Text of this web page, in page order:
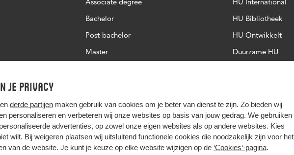
je privacy
derde partijen maken gebruik van cookies om je beter van dienst te zijn. Zo bieden wij
personaliseren en verbeteren wij onze websites op basis van jouw gedrag. We gebruiken
advertenties, op zowel onze eigen websites als op andere websites. Kies
wilt. Bij weigeren plaatsen wij uitsluitend functionele cookies die noodzakelijk zijn voor het
van de website. Je kunt je keuze op elke website wijzigen op de ‘Cookies‘-pagina.
Bachelor
Post-bachelor
Master
HU Bibliotheek
HU Ontwikkelt
Duurzame HU